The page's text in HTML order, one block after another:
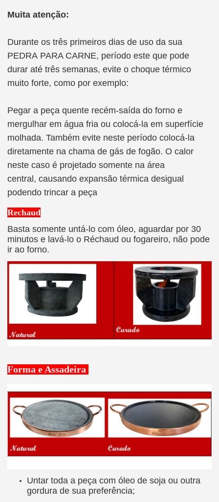
Muita atenção:
Durante os três primeiros dias de uso da sua
PEDRA PARA CARNE, período este que pode
durar até três semanas, evite o choque térmico
muito forte, como por exemplo:
Pegar a peça quente recém-saída do forno e
mergulhar em água fria ou colocá-la em superfície
molhada. Também evite neste período colocá-la
diretamente na chama de gás de fogão. O calor
neste caso é projetado somente na área
central, causando expansão térmica desigual
podendo trincar a peça
Rechaud
Basta somente untá-lo com óleo, aguardar por 30
minutos e lavá-lo o Réchaud ou fogareiro, não pode
ir ao forno.
Forma e Assadeira
Untar toda a peça com óleo de soja ou outra
gordura de sua preferência;